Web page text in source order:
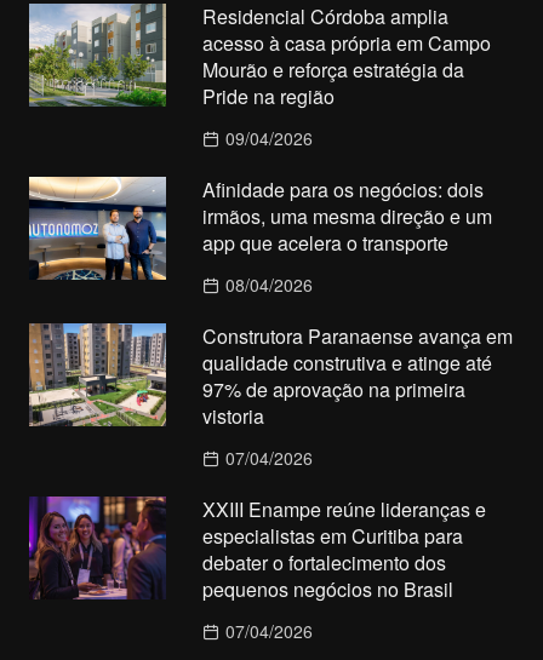
Residencial Córdoba amplia
acesso à casa própria em Campo
Mourão e reforça estratégia da
Pride na região
09/04/2026
Afinidade para os negócios: dois
irmãos, uma mesma direção e um
app que acelera o transporte
08/04/2026
Construtora Paranaense avança em
qualidade construtiva e atinge até
97% de aprovação na primeira
vistoria
07/04/2026
XXIII Enampe reúne lideranças e
especialistas em Curitiba para
debater o fortalecimento dos
pequenos negócios no Brasil
07/04/2026